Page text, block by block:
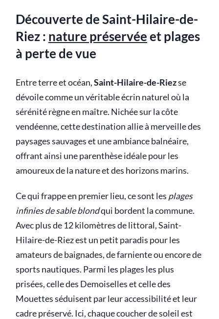
Découverte de Saint-Hilaire-de-
Riez : nature préservéeet plages
à perte de vue
Entre terre et océan,Saint-Hilaire-de-Riezse
dévoile comme un véritable écrin naturel où la
sérénité règne en maître. Nichée sur la côte
vendéenne, cette destination allie à merveille des
paysages sauvages et une ambiance balnéaire,
offrant ainsi une parenthèse idéale pour les
amoureux de la nature et des horizons marins.
Ce qui frappe en premier lieu, ce sont les plages
infinies de sable blondqui bordent la commune.
Avec plus de 12 kilomètres de littoral, Saint-
Hilaire-de-Riez est un petit paradis pour les
amateurs de baignades, de farniente ou encore de
sports nautiques. Parmi les plages les plus
prisées, celle des Demoiselles et celle des
Mouettes séduisent par leur accessibilité et leur
cadre préservé. Ici, chaque coucher de soleil est